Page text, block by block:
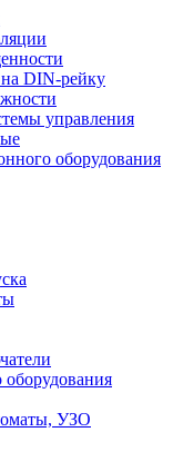
DIN-рейку
управления
оборудования
оборудования
УЗО